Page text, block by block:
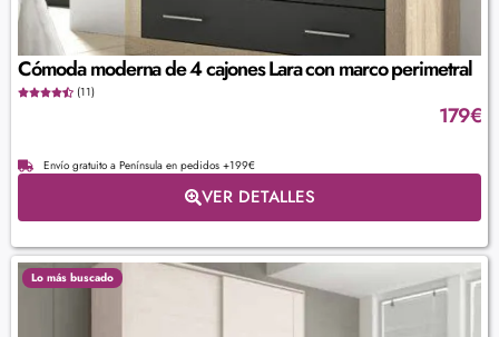
Cómoda moderna de 4 cajones Lara con marco perimetral
(11)
179€
Envío gratuito a Península en pedidos +199€
VER DETALLES
Lo más buscado